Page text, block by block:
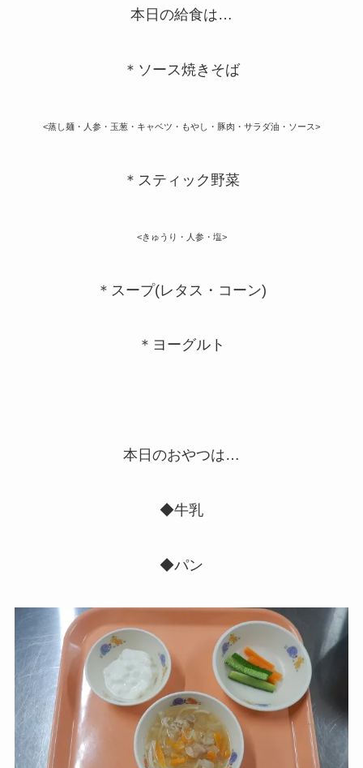
本日の給食は…
＊ソース焼きそば
<蒸し麺・人参・玉葱・キャベツ・もやし・豚肉・サラダ油・ソース>
＊スティック野菜
<きゅうり・人参・塩>
＊スープ(レタス・コーン)
＊ヨーグルト
本日のおやつは…
◆牛乳
◆パン